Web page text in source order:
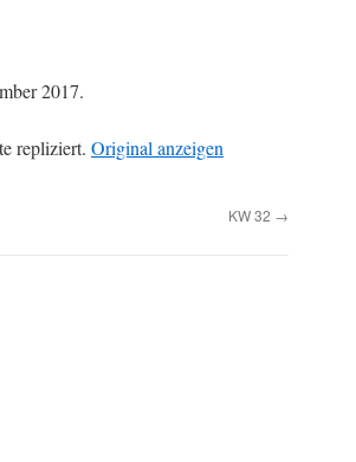
2017.
repliziert. Original anzeigen
KW 32 →